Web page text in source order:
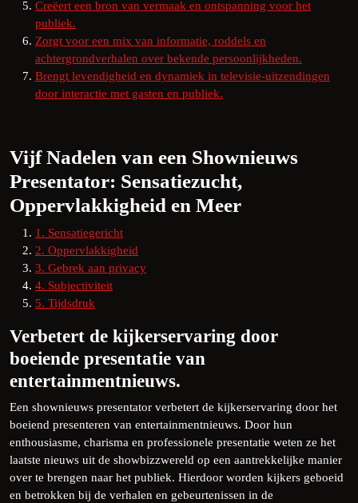
Creëert een bron van vermaak en ontspanning voor het
publiek.
Zorgt voor een mix van informatie, roddels en
achtergrondverhalen over bekende persoonlijkheden.
Brengt levendigheid en dynamiek in televisie-uitzendingen
door interactie met gasten en publiek.
Vijf Nadelen van een Shownieuws
Presentator: Sensatiezucht,
Oppervlakkigheid en Meer
1. Sensatiegericht
2. Oppervlakkigheid
3. Gebrek aan privacy
4. Subjectiviteit
5. Tijdsdruk
Verbetert de kijkerservaring door
boeiende presentatie van
entertainmentnieuws.
Een shownieuws presentator verbetert de kijkerservaring door het
boeiend presenteren van entertainmentnieuws. Door hun
enthousiasme, charisma en professionele presentatie weten ze het
laatste nieuws uit de showbizzwereld op een aantrekkelijke manier
over te brengen naar het publiek. Hierdoor worden kijkers geboeid
en betrokken bij de verhalen en gebeurtenissen in de